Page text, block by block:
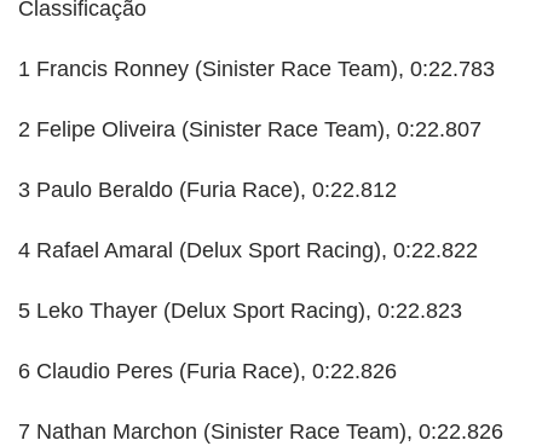
Classificação
1 Francis Ronney (Sinister Race Team), 0:22.783
2 Felipe Oliveira (Sinister Race Team), 0:22.807
3 Paulo Beraldo (Furia Race), 0:22.812
4 Rafael Amaral (Delux Sport Racing), 0:22.822
5 Leko Thayer (Delux Sport Racing), 0:22.823
6 Claudio Peres (Furia Race), 0:22.826
7 Nathan Marchon (Sinister Race Team), 0:22.826